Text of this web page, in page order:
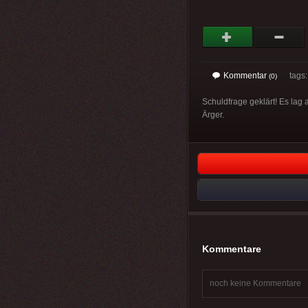
Kommentar (0)
Schuldfrage geklärt! Es lag
Ärger.
Kommentare
noch keine Kommentare